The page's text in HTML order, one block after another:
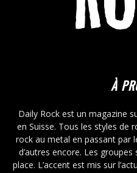
À
Daily Rock est un magazine
en Suisse. Tous les styles de
rock au metal en passant par
d’autres encore. Les
place. L’accent est mis sur